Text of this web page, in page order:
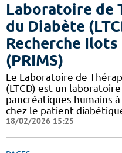
Laboratoire de
du Diabète
Recherche
(PRIMS)
Le Laboratoire de
(LTCD) est un
pancréatiques humains
chez le patient
18/02/2026 15:25